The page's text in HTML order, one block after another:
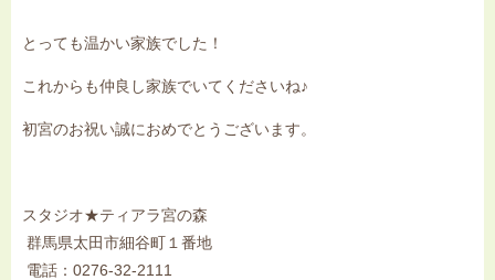
とっても温かい家族でした！
これからも仲良し家族でいてくださいね♪
初宮のお祝い誠におめでとうございます。
スタジオ★ティアラ宮の森
群馬県太田市細谷町１番地
電話：0276-32-2111